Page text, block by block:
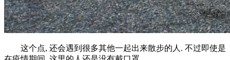
这个点, 还会遇到很多其他一起出来散步的人. 不过即使是